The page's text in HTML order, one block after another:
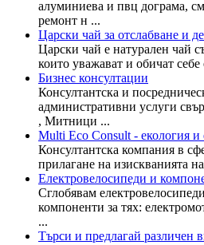
алуминиева и пвц дограма,
ремонт н ...
Царски чай за отслабване и
Царски чай е натурален чай
които уважават и обичат
Бизнес консултации
Консултантска и
административни услуги
, Митници ...
Multi Eco Consult - екология и
Консултантска компания в
прилагане на изискванията
Електровелосипеди и
Сглобявам
компоненти за тях:
...
Търси и предлагай различен